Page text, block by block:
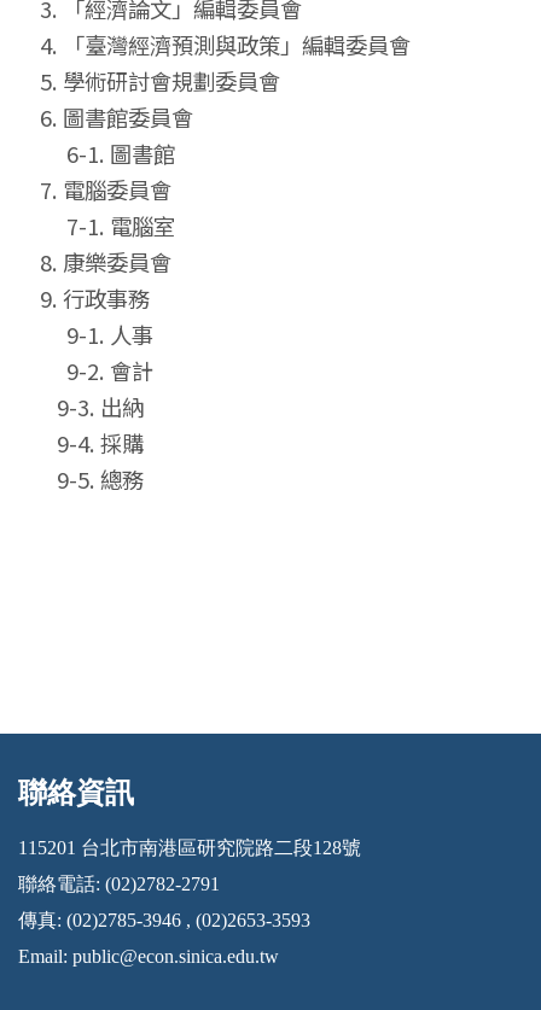
3. 「經濟論文」編輯委員會
4. 「臺灣經濟預測與政策」編輯委員會
5. 學術研討會規劃委員會
6. 圖書館委員會
6-1. 圖書館
7. 電腦委員會
7-1. 電腦室
8. 康樂委員會
9. 行政事務
9-1. 人事
9-2. 會計
9-3. 出納
9-4. 採購
9-5. 總務
:::
聯絡資訊
115201 台北市南港區研究院路二段128號
聯絡電話: (02)2782-2791
傳真: (02)2785-3946 , (02)2653-3593
Email: public@econ.sinica.edu.tw